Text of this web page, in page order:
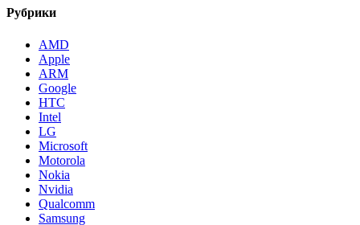
Рубрики
AMD
Apple
ARM
Google
HTC
Intel
LG
Microsoft
Motorola
Nokia
Nvidia
Qualcomm
Samsung